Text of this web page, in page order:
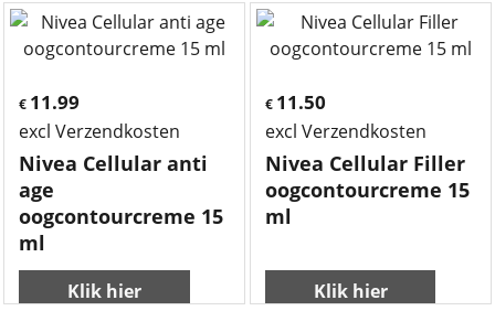
€ 11.99
excl Verzendkosten
Nivea Cellular anti
age
oogcontourcreme 15
ml
Klik hier
€ 11.50
excl Verzendkosten
Nivea Cellular Filler
oogcontourcreme 15
ml
Klik hier